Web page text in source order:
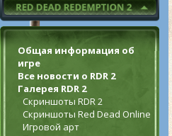
Общая информация об
игре
Все новости о RDR 2
Галерея RDR 2
Скриншоты RDR 2
Скриншоты Red Dead Online
Игровой арт